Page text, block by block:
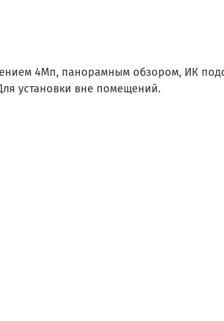
4Мп, панорамным обзором, ИК
установки вне помещений.